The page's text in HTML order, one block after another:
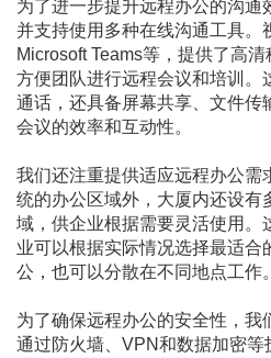
为了进一步提升远程办公的沟通
并支持使用多种在线沟通工具。
Microsoft Teams等，提供了高清
方便团队进行远程会议和培训。
通话，还具备屏幕共享、文件传
会议的效率和互动性。
我们还注重提供适应远程办公需
统的办公区域外，大厦内还设有
域，供企业根据需要灵活使用。
业可以根据实际情况选择最适合
公，也可以分散在不同地点工作。
为了确保远程办公的安全性，我
通过防火墙、VPN和数据加密等